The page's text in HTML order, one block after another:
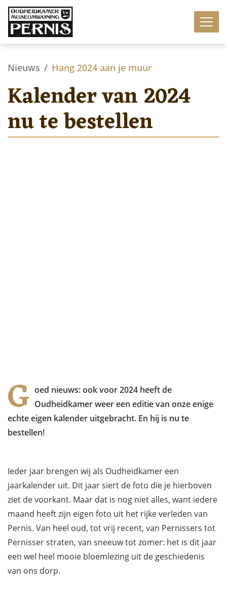
Nieuws Hang 2024 aan je muur
Kalender van 2024
nu te bestellen
G oed nieuws: ook voor 2024 heeft de
Oudheidkamer weer een editie van onze enige
echte eigen kalender uitgebracht. En hij is nu te
bestellen!
Ieder jaar brengen wij als Oudheidkamer een
jaarkalender uit. Dit jaar siert de foto die je hierboven
ziet de voorkant. Maar dat is nog niet alles, want iedere
maand heeft zijn eigen foto uit het rijke verleden van
Pernis. Van heel oud, tot vrij recent, van Pernissers tot
Pernisser straten, van sneeuw tot zomer: het is dit jaar
een wel heel mooie bloemlezing uit de geschiedenis
van ons dorp.